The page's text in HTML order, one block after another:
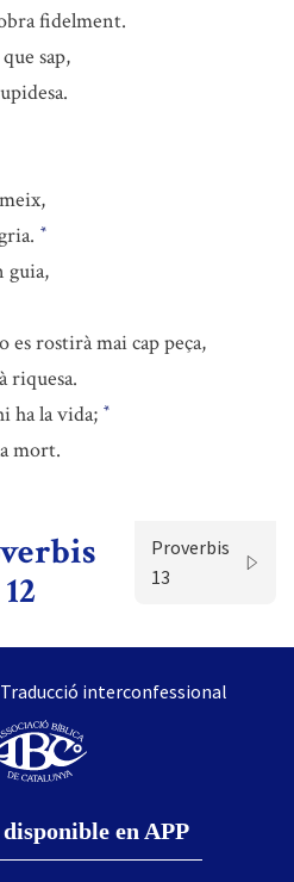
fidelment.
sap,
*
guia,
es rostirà mai cap peça,
riquesa.
ha la vida; *
mort.
12
Proverbis
13
interconfessional
en APP